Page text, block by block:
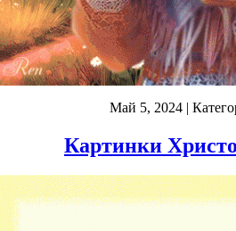
Май 5, 2024|
Картинки